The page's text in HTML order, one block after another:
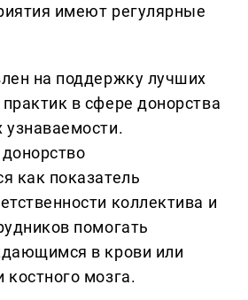
имеют регулярные
на поддержку лучших
в сфере донорства
как показатель
коллектива и
помогать
в крови или
костного мозга.